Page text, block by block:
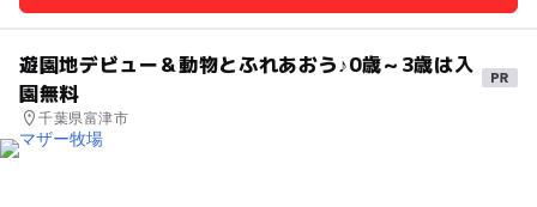
遊園地デビュー＆動物とふれあおう♪0歳～3歳は入
園無料
千葉県富津市